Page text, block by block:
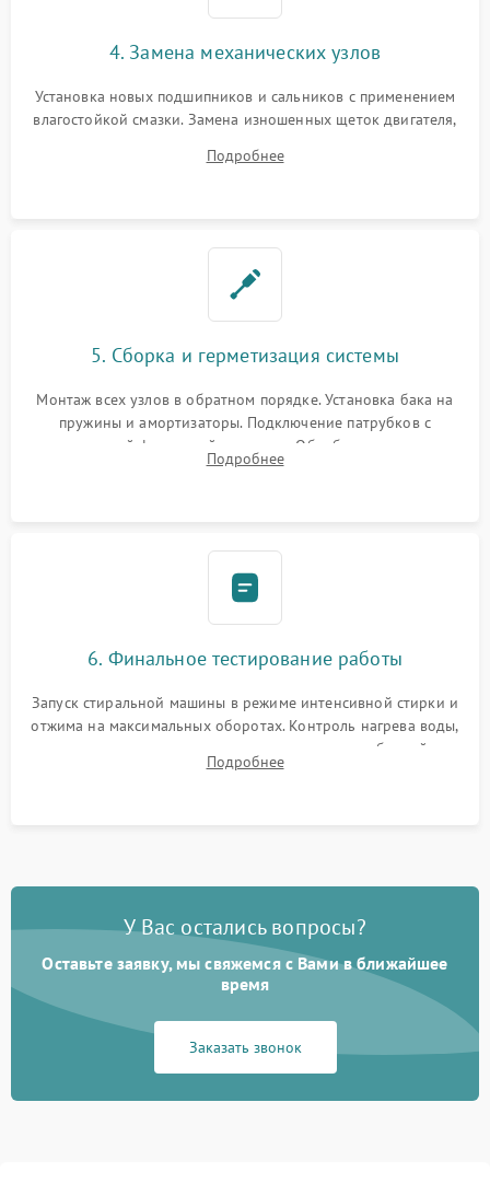
4. Замена механических узлов
Установка новых подшипников и сальников с применением
влагостойкой смазки. Замена изношенных щеток двигателя,
или поврежденной резиновой манжеты.
Подробнее
5. Сборка и герметизация системы
Монтаж всех узлов в обратном порядке. Установка бака на
пружины и амортизаторы. Подключение патрубков с
надежной фиксацией хомутами. Обработка стыков
герметиком для предотвращения возможных протечек воды.
Подробнее
6. Финальное тестирование работы
Запуск стиральной машины в режиме интенсивной стирки и
отжима на максимальных оборотах. Контроль нагрева воды,
корректности слива, отсутствия излишних вибраций,
посторонних стуков и протечек под корпусом.
Подробнее
У Вас остались вопросы?
Оставьте заявку, мы свяжемся с Вами в ближайшее
время
Заказать звонок